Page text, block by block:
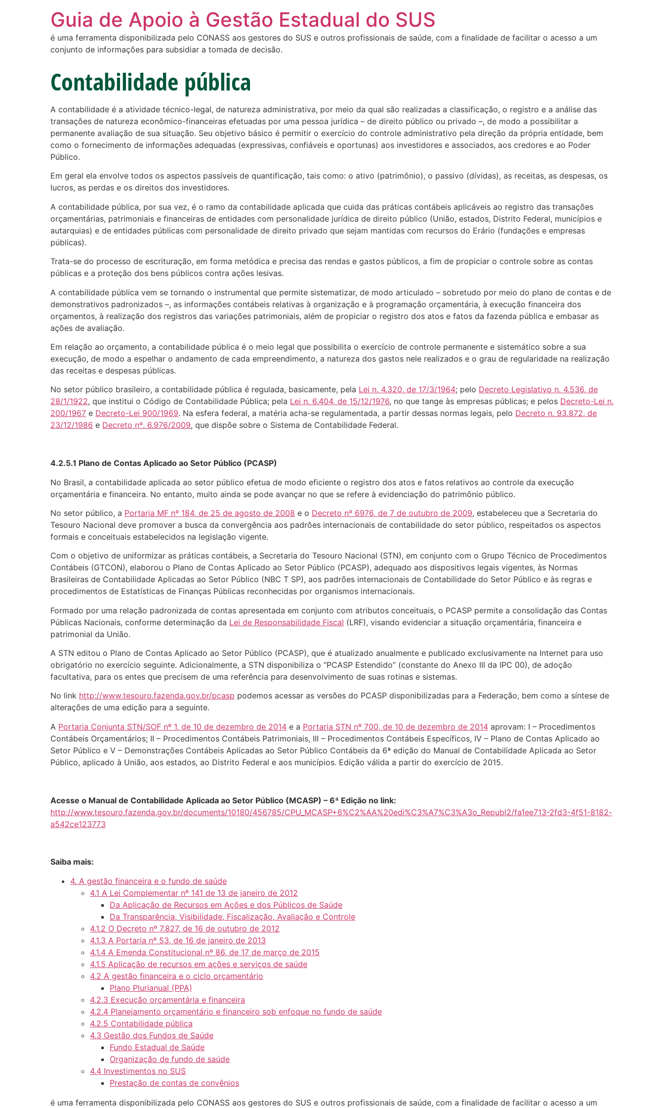
Guia de Apoio à Gestão Estadual do SUS
é uma ferramenta disponibilizada pelo CONASS aos gestores do SUS e outros profissionais de saúde, com a finalidade de facilitar o acesso a um
conjunto de informações para subsidiar a tomada de decisão.
Contabilidade pública
A contabilidade é a atividade técnico-legal, de natureza administrativa, por meio da qual são realizadas a classificação, o registro e a análise das
transações de natureza econômico-financeiras efetuadas por uma pessoa jurídica – de direito público ou privado –, de modo a possibilitar a
permanente avaliação de sua situação. Seu objetivo básico é permitir o exercício do controle administrativo pela direção da própria entidade, bem
como o fornecimento de informações adequadas (expressivas, confiáveis e oportunas) aos investidores e associados, aos credores e ao Poder
Público.
Em geral ela envolve todos os aspectos passíveis de quantificação, tais como: o ativo (patrimônio), o passivo (dívidas), as receitas, as despesas, os
lucros, as perdas e os direitos dos investidores.
A contabilidade pública, por sua vez, é o ramo da contabilidade aplicada que cuida das práticas contábeis aplicáveis ao registro das transações
orçamentárias, patrimoniais e financeiras de entidades com personalidade jurídica de direito público (União, estados, Distrito Federal, municípios e
autarquias) e de entidades públicas com personalidade de direito privado que sejam mantidas com recursos do Erário (fundações e empresas
públicas).
Trata-se do processo de escrituração, em forma metódica e precisa das rendas e gastos públicos, a fim de propiciar o controle sobre as contas
públicas e a proteção dos bens públicos contra ações lesivas.
A contabilidade pública vem se tornando o instrumental que permite sistematizar, de modo articulado – sobretudo por meio do plano de contas e de
demonstrativos padronizados –, as informações contábeis relativas à organização e à programação orçamentária, à execução financeira dos
orçamentos, à realização dos registros das variações patrimoniais, além de propiciar o registro dos atos e fatos da fazenda pública e embasar as
ações de avaliação.
Em relação ao orçamento, a contabilidade pública é o meio legal que possibilita o exercício de controle permanente e sistemático sobre a sua
execução, de modo a espelhar o andamento de cada empreendimento, a natureza dos gastos nele realizados e o grau de regularidade na realização
das receitas e despesas públicas.
No setor público brasileiro, a contabilidade pública é regulada, basicamente, pela Lei n. 4.320, de 17/3/1964; pelo Decreto Legislativo n. 4.536, de
28/1/1922, que institui o Código de Contabilidade Pública; pela Lei n. 6.404, de 15/12/1976, no que tange às empresas públicas; e pelos Decreto-Lei n.
200/1967 e Decreto-Lei 900/1969. Na esfera federal, a matéria acha-se regulamentada, a partir dessas normas legais, pelo Decreto n. 93.872, de
23/12/1986 e Decreto nº. 6.976/2009, que dispõe sobre o Sistema de Contabilidade Federal.
4.2.5.1 Plano de Contas Aplicado ao Setor Público (PCASP)
No Brasil, a contabilidade aplicada ao setor público efetua de modo eficiente o registro dos atos e fatos relativos ao controle da execução
orçamentária e financeira. No entanto, muito ainda se pode avançar no que se refere à evidenciação do patrimônio público.
No setor público, a Portaria MF nº 184, de 25 de agosto de 2008 e o Decreto nº 6976, de 7 de outubro de 2009, estabeleceu que a Secretaria do
Tesouro Nacional deve promover a busca da convergência aos padrões internacionais de contabilidade do setor público, respeitados os aspectos
formais e conceituais estabelecidos na legislação vigente.
Com o objetivo de uniformizar as práticas contábeis, a Secretaria do Tesouro Nacional (STN), em conjunto com o Grupo Técnico de Procedimentos
Contábeis (GTCON), elaborou o Plano de Contas Aplicado ao Setor Público (PCASP), adequado aos dispositivos legais vigentes, às Normas
Brasileiras de Contabilidade Aplicadas ao Setor Público (NBC T SP), aos padrões internacionais de Contabilidade do Setor Público e às regras e
procedimentos de Estatísticas de Finanças Públicas reconhecidas por organismos internacionais.
Formado por uma relação padronizada de contas apresentada em conjunto com atributos conceituais, o PCASP permite a consolidação das Contas
Públicas Nacionais, conforme determinação da Lei de Responsabilidade Fiscal (LRF), visando evidenciar a situação orçamentária, financeira e
patrimonial da União.
A STN editou o Plano de Contas Aplicado ao Setor Público (PCASP), que é atualizado anualmente e publicado exclusivamente na Internet para uso
obrigatório no exercício seguinte. Adicionalmente, a STN disponibiliza o “PCASP Estendido” (constante do Anexo III da IPC 00), de adoção
facultativa, para os entes que precisem de uma referência para desenvolvimento de suas rotinas e sistemas.
No link http://www.tesouro.fazenda.gov.br/pcasp podemos acessar as versões do PCASP disponibilizadas para a Federação, bem como a síntese de
alterações de uma edição para a seguinte.
A Portaria Conjunta STN/SOF nº 1, de 10 de dezembro de 2014 e a Portaria STN nº 700, de 10 de dezembro de 2014 aprovam: I – Procedimentos
Contábeis Orçamentários; II – Procedimentos Contábeis Patrimoniais, III – Procedimentos Contábeis Específicos, IV – Plano de Contas Aplicado ao
Setor Público e V – Demonstrações Contábeis Aplicadas ao Setor Público Contábeis da 6ª edição do Manual de Contabilidade Aplicada ao Setor
Público, aplicado à União, aos estados, ao Distrito Federal e aos municípios. Edição válida a partir do exercício de 2015.
Acesse o Manual de Contabilidade Aplicada ao Setor Público (MCASP) – 6ª Edição no link:
http://www.tesouro.fazenda.gov.br/documents/10180/456785/CPU_MCASP+6%C2%AA%20edi%C3%A7%C3%A3o_Republ2/fa1ee713-2fd3-4f51-8182-
a542ce123773
Saiba mais:
4. A gestão financeira e o fundo de saúde
4.1 A Lei Complementar nº 141 de 13 de janeiro de 2012
Da Aplicação de Recursos em Ações e dos Públicos de Saúde
Da Transparência, Visibilidade, Fiscalização, Avaliação e Controle
4.1.2 O Decreto nº 7.827, de 16 de outubro de 2012
4.1.3 A Portaria nº 53, de 16 de janeiro de 2013
4.1.4 A Emenda Constitucional nº 86, de 17 de março de 2015
4.1.5 Aplicação de recursos em ações e serviços de saúde
4.2 A gestão financeira e o ciclo orçamentário
Plano Plurianual (PPA)
4.2.3 Execução orçamentária e financeira
4.2.4 Planejamento orçamentário e financeiro sob enfoque no fundo de saúde
4.2.5 Contabilidade pública
4.3 Gestão dos Fundos de Saúde
Fundo Estadual de Saúde
Organização de fundo de saúde
4.4 Investimentos no SUS
Prestação de contas de convênios
é uma ferramenta disponibilizada pelo CONASS aos gestores do SUS e outros profissionais de saúde, com a finalidade de facilitar o acesso a um